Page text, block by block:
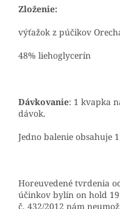
Zloženie:
výťažok z púčikov
48% liehoglycerín
Dávkovanie: 1 kvapka
dávok.
Jedno balenie obsahuje
Horeuvedené tvrdenia
účinkov bylín on hold
č. 432/2012 nám